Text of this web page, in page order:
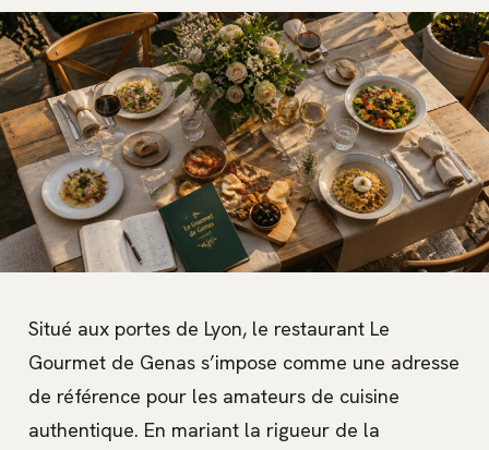
Situé aux portes de Lyon, le restaurant Le
Gourmet de Genas s’impose comme une adresse
de référence pour les amateurs de cuisine
authentique. En mariant la rigueur de la